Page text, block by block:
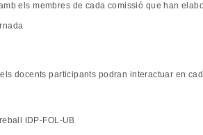
els membres de cada comissió que han
docents participants podran interactuar en
IDP-FOL-UB